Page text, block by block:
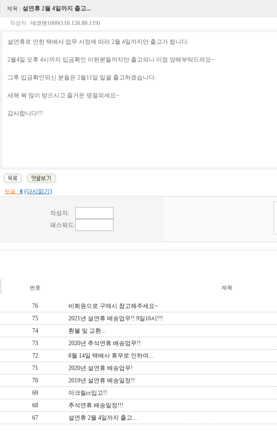
제목 : 설연휴 2월 4일까지 출고...
작성자 : 데코덴1000(116.126.88.119)
설연휴로 인한 택배사 업무 사정에 따라 2월 4일까지만 출고가 됩니다.
2월4일 오후 4시까지 입금확인 이된분들까지만 출고되니 이점 양해부탁드려요~
그후 입금확인되신 분들은 2월11일 일괄 출고하겠습니다.
새해 복 많이 받으시고 즐거운 명절되세요~
감사합니다!!!
덧글 : 0 (다시읽기)
번호 제목
76 비회원으로 구매시 참고해주세요~
75
2021년 설연휴 배송업무!! 9일16시!!!
74
환불 및 교환...
73
2020년 추석연휴 배송업무!!
72
8월 14일 택배사 휴무로 인하여...
71
2020년 설연휴 배송업무!
70
2019년 설연휴 배송일정!!
69
아크릴cc입고!!
68
추석연휴 배송일정!!!
67
설연휴 2월 4일까지 출고...